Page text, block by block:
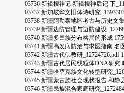
03736 新辑搜神记 新辑搜神后记 下
03737 新加坡华文旧体诗研究
03738 新疆阿勒泰地区考古与历史文集
03739 新疆边防管理与边防建设
03740 新疆多民族分布格局的形成
03741 新疆高发病防治与求医指南 名
03742 新疆古代佛教研_12724726.pdf
03743 新疆古代居民线粒体DNA研究
03744 新疆哈萨克族文化转型研究
03745 新疆蒙古族社会现状报告 和静县
03746 新疆民族混合家庭研究